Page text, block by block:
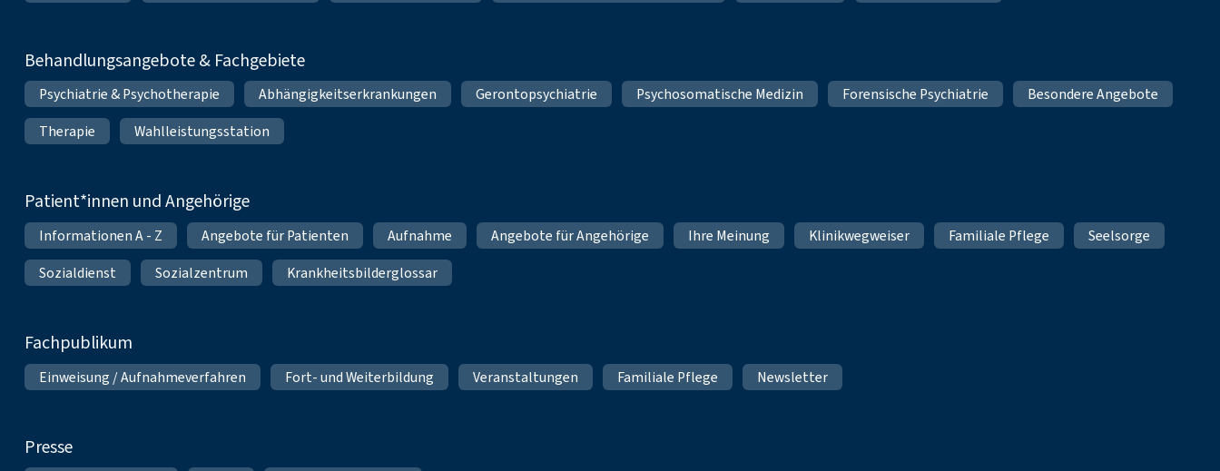
Behandlungsangebote & Fachgebiete
Psychiatrie & Psychotherapie Abhängigkeitserkrankungen Gerontopsychiatrie Psychosomatische Medizin Forensische Psychiatrie
Besondere Angebote
Therapie
Wahlleistungsstation
Patient*innen und Angehörige
Informationen A - Z Angebote für Patienten Aufnahme Angebote für Angehörige Ihre Meinung Klinikwegweiser Familiale Pflege
Seelsorge
Sozialdienst
Sozialzentrum Krankheitsbilderglossar
Fachpublikum
Einweisung / Aufnahmeverfahren Fort- und Weiterbildung Veranstaltungen Familiale Pflege Newsletter
Presse